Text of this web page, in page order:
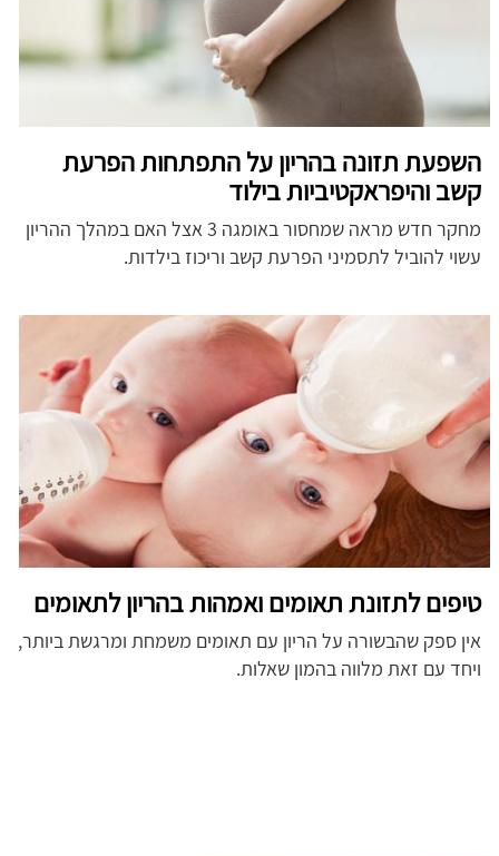
השפעת תזונה בהריון על התפתחות הפרעת
קשב והיפראקטיביות בילוד
מחקר חדש מראה שמחסור באומגה 3 אצל האם במהלך ההריון
עשוי להוביל לתסמיני הפרעת קשב וריכוז בילדות.
טיפים לתזונת תאומים ואמהות בהריון לתאומים
אין ספק שהבשורה על הריון עם תאומים משמחת ומרגשת ביותר,
ויחד עם זאת מלווה בהמון שאלות.